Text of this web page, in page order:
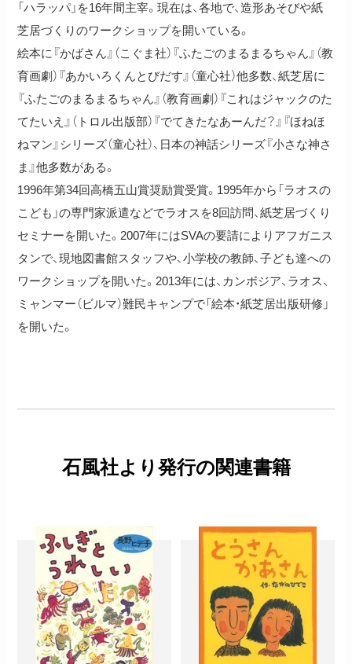
「ハラッパ」を16年間主宰。現在は、各地で、造形あそびや紙
芝居づくりのワークショップを開いている。
絵本に『かばさん』（こぐま社）『ふたごのまるまるちゃん』（教
育画劇）『あかいろくんとびだす』（童心社）他多数、紙芝居に
『ふたごのまるまるちゃん』（教育画劇）『これはジャックのた
てたいえ』（トロル出版部）『でてきたなあーんだ？』『ほねほ
ねマン』シリーズ（童心社）、日本の神話シリーズ『小さな神さ
ま』他多数がある。
1996年第34回高橋五山賞奨励賞受賞。1995年から「ラオスの
こども」の専門家派遣などでラオスを8回訪問、紙芝居づくり
セミナーを開いた。2007年にはSVAの要請によりアフガニス
タンで、現地図書館スタッフや、小学校の教師、子ども達への
ワークショップを開いた。2013年には、カンボジア、ラオス、
ミャンマー（ビルマ）難民キャンプで「絵本・紙芝居出版研修」
を開いた。
石風社より発行の関連書籍